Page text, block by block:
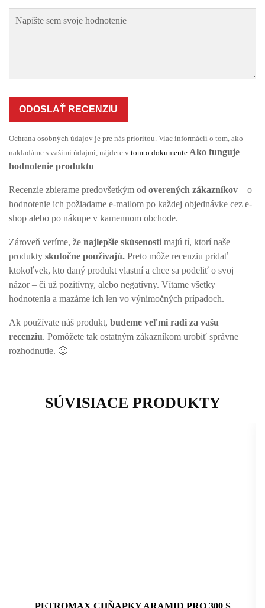
ODOSLAŤ RECENZIU
Ochrana osobných údajov je pre nás prioritou. Viac informácií o tom, ako
nakladáme s vašimi údajmi, nájdete v tomto dokumente.Ako funguje
hodnotenie produktu
Recenzie zbierame predovšetkým od overených zákazníkov – o
hodnotenie ich požiadame e-mailom po každej objednávke cez e-
shop alebo po nákupe v kamennom obchode.
Zároveň veríme, že najlepšie skúsenosti majú tí, ktorí naše
produkty skutočne používajú. Preto môže recenziu pridať
ktokoľvek, kto daný produkt vlastní a chce sa podeliť o svoj
názor – či už pozitívny, alebo negatívny. Vítame všetky
hodnotenia a mazáme ich len vo výnimočných prípadoch.
Ak používate náš produkt, budeme veľmi radi za vašu
recenziu. Pomôžete tak ostatným zákazníkom urobiť správne
rozhodnutie. 🙂
SÚVISIACE PRODUKTY